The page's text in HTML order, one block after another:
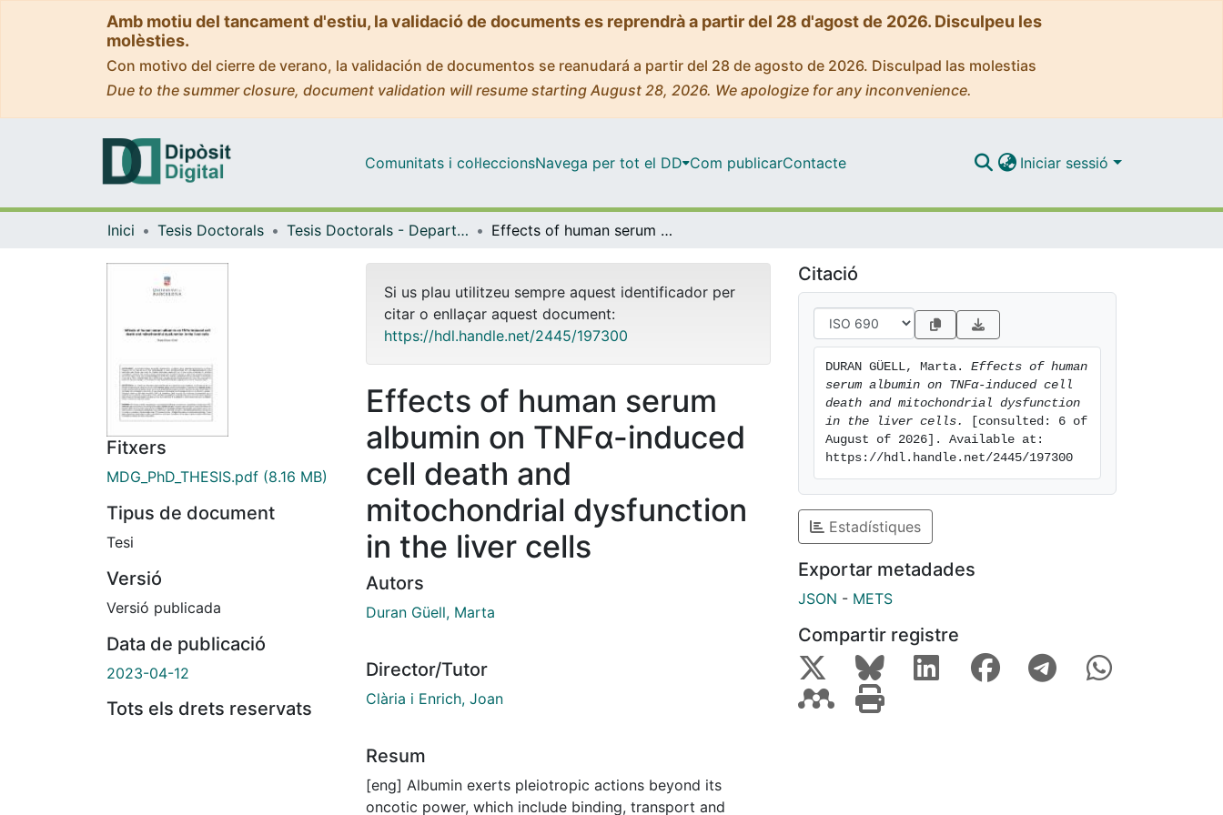
Amb motiu del tancament d'estiu, la validació de documents es reprendrà a partir del 28 d'agost de 2026. Disculpeu les
molèsties.
Con motivo del cierre de verano, la validación de documentos se reanudará a partir del 28 de agosto de 2026. Disculpad las molestias
Due to the summer closure, document validation will resume starting August 28, 2026. We apologize for any inconvenience.
Comunitats i col·leccionsNavega per tot el DD Com publicarContacte Iniciar sessió
Inici Tesis Doctorals Tesis Doctorals - Departament - Biomedicina Effects of human serum albumin on TNFα-induced cell death and mitochondrial dysfunction in the liver cells
Fitxers
MDG_PhD_THESIS.pdf (8.16 MB)
Tipus de document
Tesi
Versió
Versió publicada
Data de publicació
2023-04-12
Tots els drets reservats
Si us plau utilitzeu sempre aquest identificador per
citar o enllaçar aquest document:
https://hdl.handle.net/2445/197300
Effects of human serum
albumin on TNFα-induced
cell death and
mitochondrial dysfunction
in the liver cells
Autors
Duran Güell, Marta
Director/Tutor
Clària i Enrich, Joan
Resum
[eng] Albumin exerts pleiotropic actions beyond its
oncotic power, which include binding, transport and
Citació
DURAN GÜELL, Marta. Effects of human
serum albumin on TNFα-induced cell
death and mitochondrial dysfunction
in the liver cells.
[consulted: 6 of
August of 2026]. Available at:
https://hdl.handle.net/2445/197300
Estadístiques
Exportar metadades
JSON - METS
Compartir registre